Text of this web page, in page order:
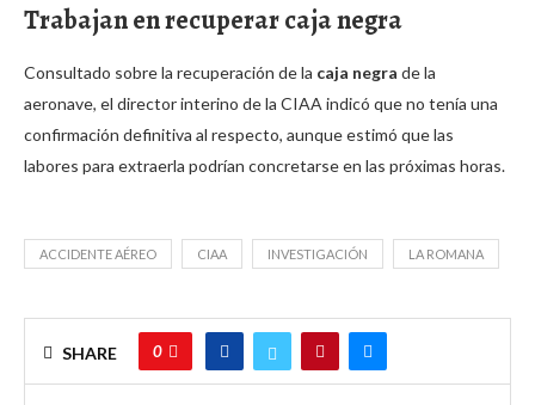
Trabajan en recuperar caja negra
Consultado sobre la recuperación de la caja negra de la
aeronave, el director interino de la CIAA indicó que no tenía una
confirmación definitiva al respecto, aunque estimó que las
labores para extraerla podrían concretarse en las próximas horas.
ACCIDENTE AÉREO CIAA INVESTIGACIÓN LA ROMANA
SHARE 0